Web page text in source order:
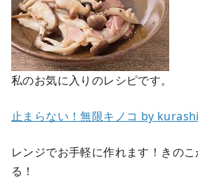
私のお気に入りのレシピです。
止まらない！無限キノコ by
レンジでお手軽に作れます！きの
る！